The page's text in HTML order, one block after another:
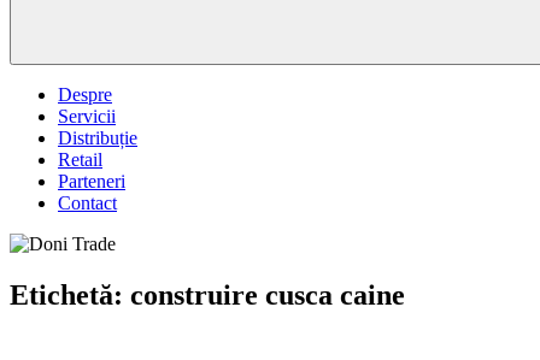
Despre
Servicii
Distribuție
Retail
Parteneri
Contact
Etichetă: construire cusca caine